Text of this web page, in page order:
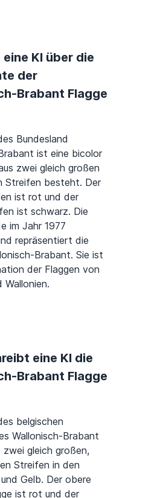
eine KI über die
der
Brabant Flagge
Bundesland
ist eine bicolor
zwei gleich großen
Streifen besteht. Der
ist rot und der
ist schwarz. Die
im Jahr 1977
repräsentiert die
Brabant. Sie ist
der Flaggen von
Wallonien.
eine KI die
Brabant Flagge
belgischen
Wallonisch-Brabant
gleich großen,
Streifen in den
Gelb. Der obere
ist rot und der